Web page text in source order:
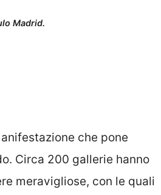
Madrid.
che pone
Circa 200 gallerie hanno
meravigliose, con le quali